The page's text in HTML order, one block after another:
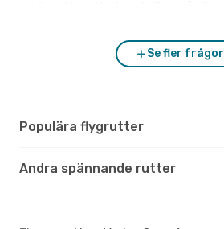
Se fler frågor
Populära flygrutter
Andra spännande rutter